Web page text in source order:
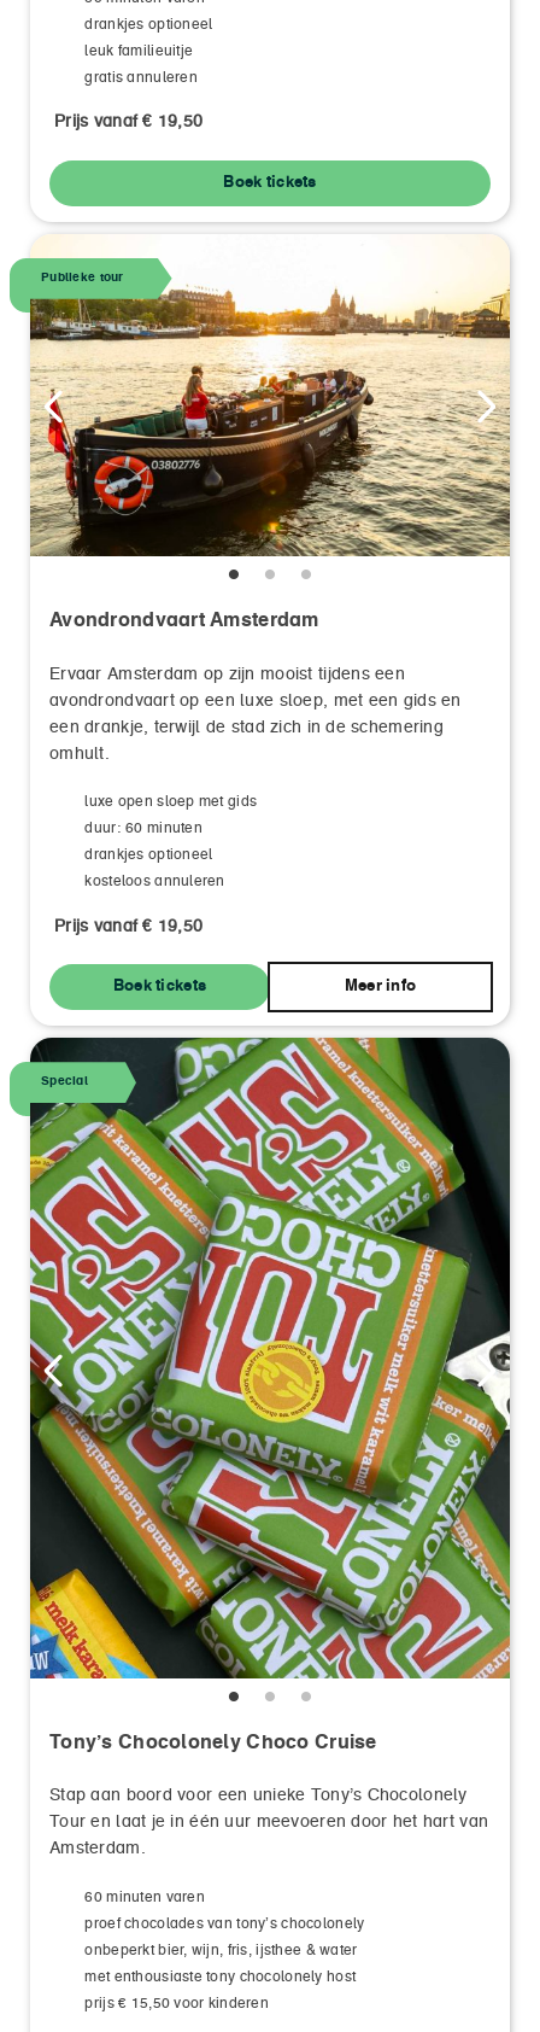
drankjes optioneel
leuk familieuitje
gratis annuleren
Prijs vanaf € 19,50
Boek tickets
Avondrondvaart Amsterdam
Publieke tour
Ervaar Amsterdam op zijn mooist tijdens een
avondrondvaart op een luxe sloep, met een gids en
een drankje, terwijl de stad zich in de schemering
omhult.
luxe open sloep met gids
duur: 60 minuten
drankjes optioneel
kosteloos annuleren
Prijs vanaf € 19,50
Boek tickets Meer info
Tony’s Chocolonely Choco Cruise
Special
Stap aan boord voor een unieke Tony’s Chocolonely
Tour en laat je in één uur meevoeren door het hart van
Amsterdam.
60 minuten varen
proef chocolades van tony’s chocolonely
onbeperkt bier, wijn, fris, ijsthee & water
met enthousiaste tony chocolonely host
prijs € 15,50 voor kinderen